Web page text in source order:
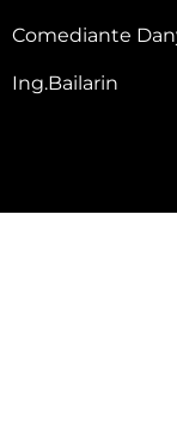
Comediante
Ing.Bailarin